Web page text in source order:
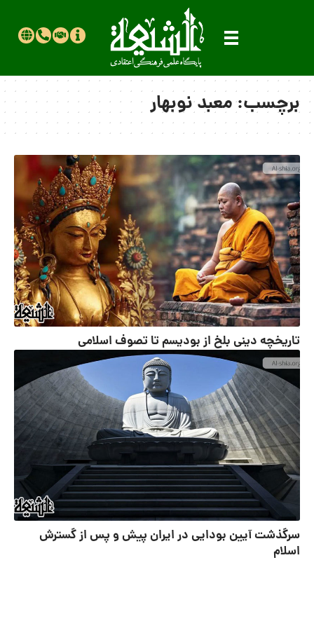
برچسب:معبد نوبهار
تاریخچه دینی بلخ از بودیسم تا تصوف اسلامی
سرگذشت آیین بودایی در ایران پیش و پس از گسترش
اسلام